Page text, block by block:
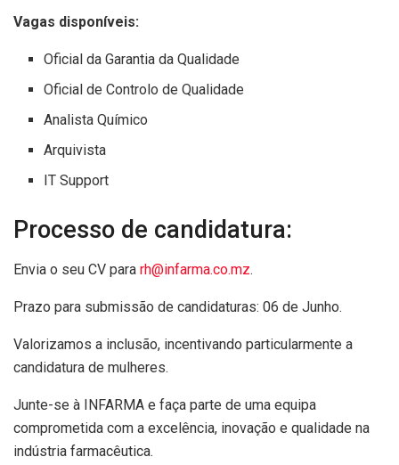
Vagas disponíveis:
Oficial da Garantia da Qualidade
Oficial de Controlo de Qualidade
Analista Químico
Arquivista
IT Support
Processo de candidatura:
Envia o seu CV para rh@infarma.co.mz.
Prazo para submissão de candidaturas: 06 de Junho.
Valorizamos a inclusão, incentivando particularmente a
candidatura de mulheres.
Junte-se à INFARMA e faça parte de uma equipa
comprometida com a excelência, inovação e qualidade na
indústria farmacêutica.